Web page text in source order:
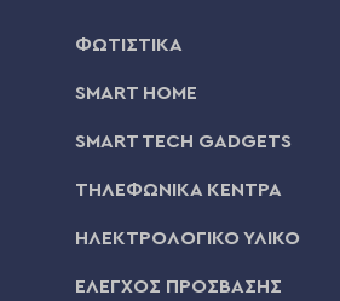
ΦΩΤΙΣΤΙΚΑ
SMART HOME
SMART TECH GADGETS
ΤΗΛΕΦΩΝΙΚΑ ΚΕΝΤΡΑ
ΗΛΕΚΤΡΟΛΟΓΙΚΟ ΥΛΙΚΟ
ΕΛΕΓΧΟΣ ΠΡΟΣΒΑΣΗΣ